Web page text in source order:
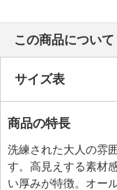
この商品について
サイズ表
商品の特長
洗練された大人の雰
す。高見えする素材
い厚みが特徴。オー